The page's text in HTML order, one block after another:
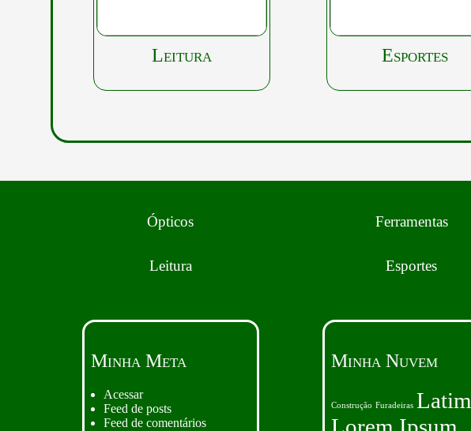
Leitura Esportes
Ópticos Ferramentas
Leitura Esportes
Minha Meta
Acessar
Feed de posts
Feed de comentários
Minha Nuvem
Construção Furadeiras Latim